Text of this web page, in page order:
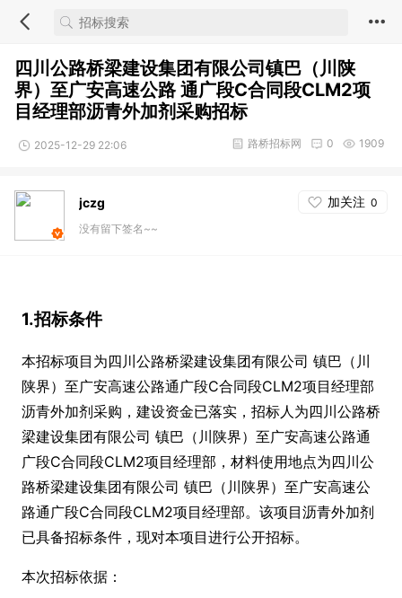
四川公路桥梁建设集团有限公司镇巴（川陕
界）至广安高速公路 通广段C合同段CLM2项
目经理部沥青外加剂采购招标
2025-12-29 22:06 1909
0
路桥招标网
jczg 加关注 0
没有留下签名~~
1.招标条件
本招标项目为四川公路桥梁建设集团有限公司 镇巴（川
陕界）至广安高速公路通广段C合同段CLM2项目经理部
沥青外加剂采购，建设资金已落实，招标人为四川公路桥
梁建设集团有限公司 镇巴（川陕界）至广安高速公路通
广段C合同段CLM2项目经理部，材料使用地点为四川公
路桥梁建设集团有限公司 镇巴（川陕界）至广安高速公
路通广段C合同段CLM2项目经理部。该项目沥青外加剂
已具备招标条件，现对本项目进行公开招标。
本次招标依据：